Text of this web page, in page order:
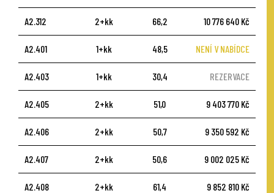
A2.312 2+kk 66,2 10 776 640 Kč
A2.401 1+kk 48,5 NENÍ V NABÍDCE
A2.403 1+kk 30,4 REZERVACE
A2.405 2+kk 51,0 9 403 770 Kč
A2.406 2+kk 50,7 9 350 592 Kč
A2.407 2+kk 50,6 9 002 025 Kč
A2.408 2+kk 61,4 9 852 810 Kč